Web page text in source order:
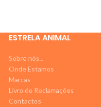
ESTRELA ANIMAL
Sobre nós...
Onde Estamos
Marcas
Livro de Reclamações
Contactos